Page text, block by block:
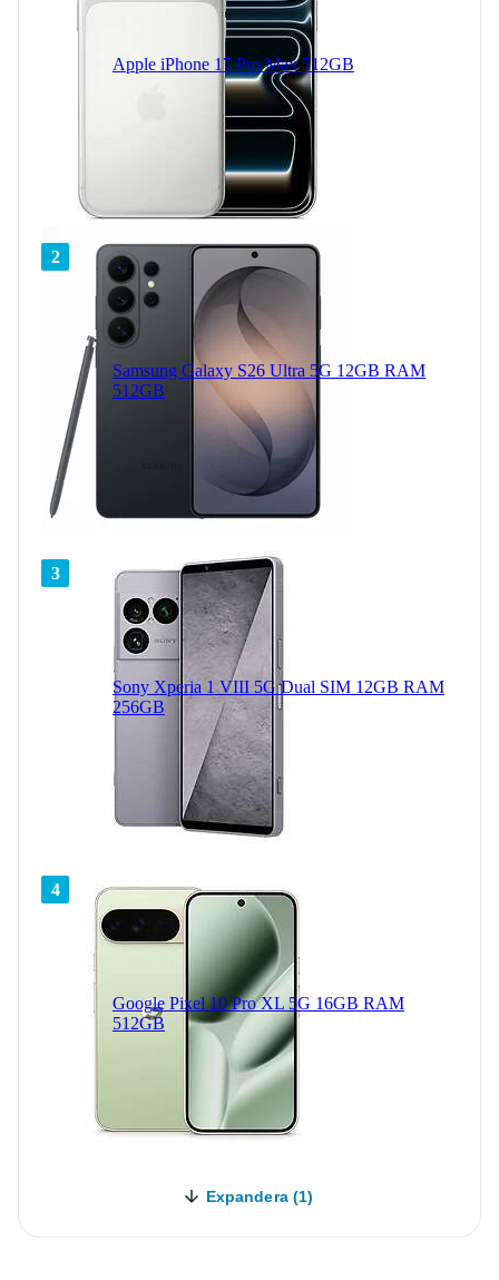
Apple iPhone 17 Pro Max 512GB
2
Samsung Galaxy S26 Ultra 5G 12GB RAM
512GB
3
Sony Xperia 1 VIII 5G Dual SIM 12GB RAM
256GB
4
Google Pixel 10 Pro XL 5G 16GB RAM
512GB
Expandera (1)